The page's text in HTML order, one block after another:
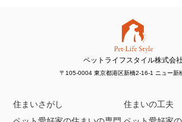
ペットライフスタイル株式会社
〒105-0004 東京都港区新橋2-16-1 ニュー新
住まいさがし
住まいの工夫